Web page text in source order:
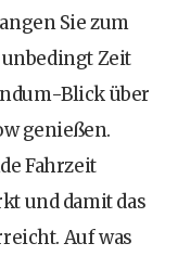
Sie zum
Zeit
Blick über
genießen.
Fahrzeit
und damit das
Auf was